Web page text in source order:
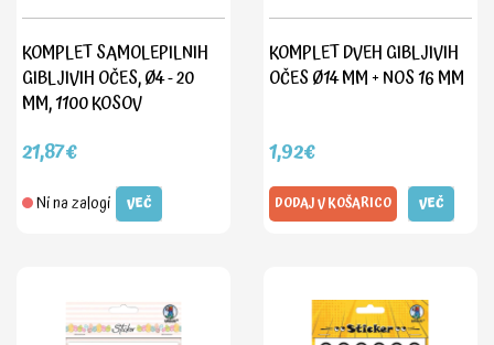
KOMPLET SAMOLEPILNIH
GIBLJIVIH OČES, Ø4 - 20
MM, 1100 KOSOV
21,87€
Ni na zalogi VEČ
KOMPLET DVEH GIBLJIVIH
OČES Ø14 MM + NOS 16 MM
1,92€
DODAJ V KOŠARICO VEČ